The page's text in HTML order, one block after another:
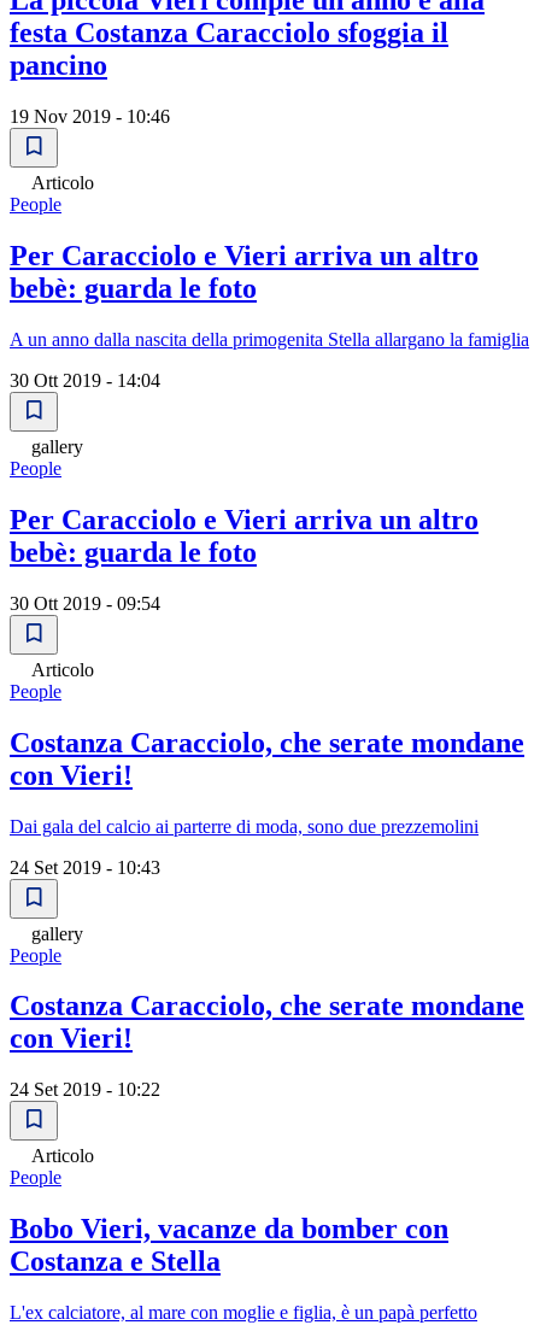
festa Costanza Caracciolo sfoggia il
pancino
19 Nov 2019 - 10:46
Articolo
People
Per Caracciolo e Vieri arriva un altro
bebè: guarda le foto
A un anno dalla nascita della primogenita Stella allargano la famiglia
30 Ott 2019 - 14:04
gallery
People
Per Caracciolo e Vieri arriva un altro
bebè: guarda le foto
30 Ott 2019 - 09:54
Articolo
People
Costanza Caracciolo, che serate mondane
con Vieri!
Dai gala del calcio ai parterre di moda, sono due prezzemolini
24 Set 2019 - 10:43
gallery
People
Costanza Caracciolo, che serate mondane
con Vieri!
24 Set 2019 - 10:22
Articolo
People
Bobo Vieri, vacanze da bomber con
Costanza e Stella
L'ex calciatore, al mare con moglie e figlia, è un papà perfetto